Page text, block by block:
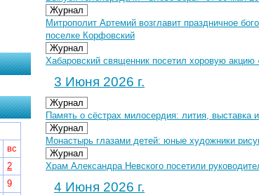
Журнал
Митрополит Артемий возглавит праздничное
поселке Корфовский
Журнал
Хабаровский священник посетил хоровую
3 Июня 2026 г.
Журнал
Память о сёстрах милосердия: лития, выставка
Журнал
Монастырь глазами детей: юные художники
Журнал
Храм Александра Невского посетили
4 Июня 2026 г.
вс
2
9